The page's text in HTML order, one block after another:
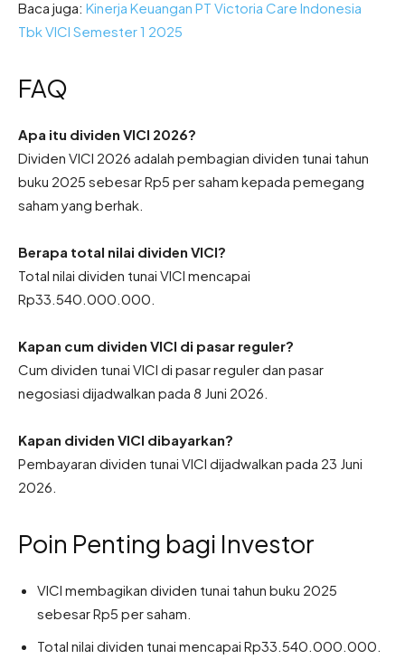
Baca juga: Kinerja Keuangan PT Victoria Care Indonesia
Tbk VICI Semester 1 2025
FAQ
Apa itu dividen VICI 2026?
Dividen VICI 2026 adalah pembagian dividen tunai tahun
buku 2025 sebesar Rp5 per saham kepada pemegang
saham yang berhak.
Berapa total nilai dividen VICI?
Total nilai dividen tunai VICI mencapai
Rp33.540.000.000.
Kapan cum dividen VICI di pasar reguler?
Cum dividen tunai VICI di pasar reguler dan pasar
negosiasi dijadwalkan pada 8 Juni 2026.
Kapan dividen VICI dibayarkan?
Pembayaran dividen tunai VICI dijadwalkan pada 23 Juni
2026.
Poin Penting bagi Investor
VICI membagikan dividen tunai tahun buku 2025
sebesar Rp5 per saham.
Total nilai dividen tunai mencapai Rp33.540.000.000.